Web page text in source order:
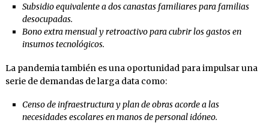
Subsidio equivalente a dos canastas familiares para familias
desocupadas.
Bono extra mensual y retroactivo para cubrir los gastos en
insumos tecnológicos.
La pandemia también es una oportunidad para impulsar una
serie de demandas de larga data como:
Censo de infraestructura y plan de obras acorde a las
necesidades escolares en manos de personal idóneo.